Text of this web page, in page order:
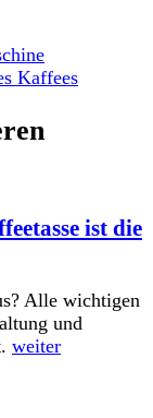
Kaffees
ist die
Alle wichtigen
und
weiter